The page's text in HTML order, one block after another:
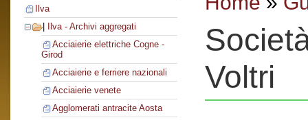
Ilva
Ilva - Archivi aggregati
Acciaierie elettriche Cogne -
Girod
Acciaierie e ferriere nazionali
Acciaierie venete
Agglomerati antracite Aosta
Voltri